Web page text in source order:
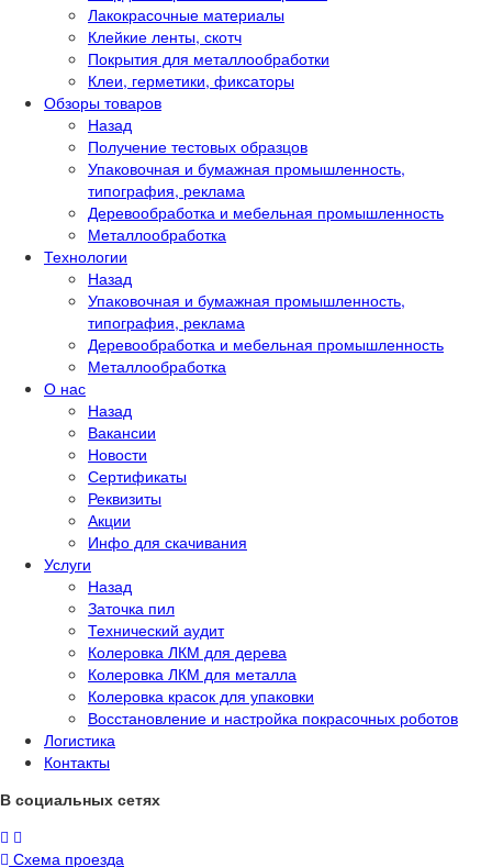
Лакокрасочные материалы
Клейкие ленты, скотч
Покрытия для металлообработки
Клеи, герметики, фиксаторы
Обзоры товаров
Назад
Получение тестовых образцов
Упаковочная и бумажная промышленность,
типография, реклама
Деревообработка и мебельная промышленность
Металлообработка
Технологии
Назад
Упаковочная и бумажная промышленность,
типография, реклама
Деревообработка и мебельная промышленность
Металлообработка
О нас
Назад
Вакансии
Новости
Сертификаты
Реквизиты
Акции
Инфо для скачивания
Услуги
Назад
Заточка пил
Технический аудит
Колеровка ЛКМ для дерева
Колеровка ЛКМ для металла
Колеровка красок для упаковки
Восстановление и настройка покрасочных роботов
Логистика
Контакты
В социальных сетях
Схема проезда